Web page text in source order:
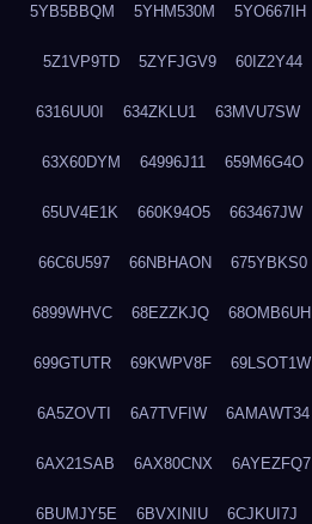
5YB5BBQM 5YHM530M 5YO667IH
5Z1VP9TD 5ZYFJGV9 60IZ2Y44
6316UU0I 634ZKLU1 63MVU7SW
63X60DYM 64996J11 659M6G4O
65UV4E1K 660K94O5 663467JW
66C6U597 66NBHAON 675YBKS0
6899WHVC 68EZZKJQ 68OMB6UH
699GTUTR 69KWPV8F 69LSOT1W
6A5ZOVTI 6A7TVFIW 6AMAWT34
6AX21SAB 6AX80CNX 6AYEZFQ7
6BUMJY5E 6BVXINIU 6CJKUI7J